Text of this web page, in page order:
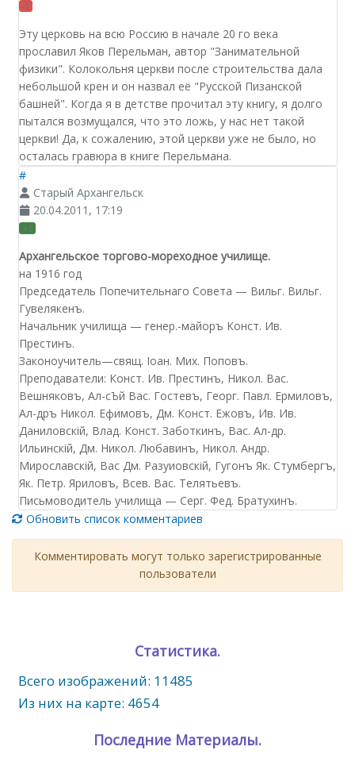
-1
Эту церковь на всю Россию в начале 20 го века
прославил Яков Перельман, автор "Занимательной
физики". Колокольня церкви после строительства дала
небольшой крен и он назвал её "Русской Пизанской
башней". Когда я в детстве прочитал эту книгу, я долго
пытался возмущался, что это ложь, у нас нет такой
церкви! Да, к сожалению, этой церкви уже не было, но
осталась гравюра в книге Перельмана.
#
Старый Архангельск
20.04.2011, 17:19
+1
Архангельское торгово-мореходное училище.
на 1916 год
Председатель Попечительнаго Совета — Вильг. Вильг.
Гувелякенъ.
Начальник училища — генер.-майоръ Конст. Ив.
Престинъ.
Законоучитель—свящ. Iоан. Мих. Поповъ.
Преподаватели: Конст. Ив. Престинъ, Никол. Вас.
Вешняковъ, Ал-сЪй Вас. Гостевъ, Георг. Павл. Ермиловъ,
Ал-дръ Никол. Ефимовъ, Дм. Конст. Ежовъ, Ив. Ив.
Даниловскiй, Влад. Конст. Заботкинъ, Вас. Ал-др.
Ильинскiй, Дм. Никол. Любавинъ, Никол. Андр.
Мирославскiй, Вас Дм. Разуиовскiй, Гугонъ Як. Стумбергъ,
Як. Петр. Яриловъ, Всев. Вас. Телятьевъ.
Письмоводитель училища — Серг. Фед. Братухинъ.
Обновить список комментариев
Комментировать могут только зарегистрированные
пользователи
Статистика.
Всего изображений: 11485
Из них на карте: 4654
Последние Материалы.